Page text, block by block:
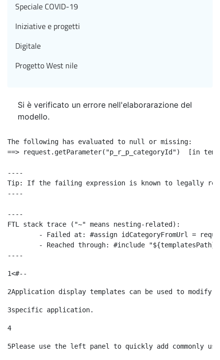
Si è verificato un errore nell'elaborarazione del
modello.
The following has evaluated to null or missing:
==> request.getParameter("p_r_p_categoryId")  [in
----
Tip: If the failing expression is known to legally refer
----
----
FTL stack trace ("~" means nesting-related):
----
1<#--
2Application display templates can be used to
3specific application.
4
5Please use the left panel to quickly add commonly
Speciale COVID-19
Iniziative e progetti
Digitale
Progetto West nile